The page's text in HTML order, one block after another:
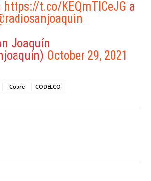
https://t.co/KEQmTICeJG a
Joaquín
October 29, 2021
Cobre CODELCO